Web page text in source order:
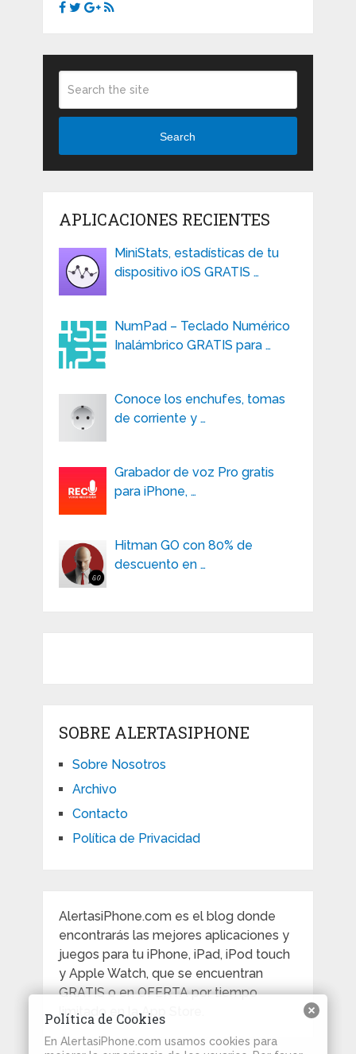
Search
APLICACIONES RECIENTES
MiniStats, estadísticas de tu
dispositivo iOS GRATIS …
NumPad – Teclado Numérico
Inalámbrico GRATIS para …
Conoce los enchufes, tomas
de corriente y …
Grabador de voz Pro gratis
para iPhone, …
Hitman GO con 80% de
descuento en …
SOBRE ALERTASIPHONE
Sobre Nosotros
Archivo
Contacto
Política de Privacidad
AlertasiPhone.com es el blog donde
encontrarás las mejores aplicaciones y
juegos para tu iPhone, iPad, iPod touch
y Apple Watch, que se encuentran
GRATIS o en OFERTA por tiempo
limitado en la App Store.
Política de Cookies
En AlertasiPhone.com usamos cookies para